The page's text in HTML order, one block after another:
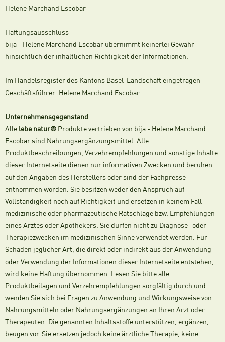
Helene Marchand Escobar
Haftungsausschluss
bija - Helene Marchand Escobar übernimmt keinerlei Gewähr
hinsichtlich der inhaltlichen Richtigkeit der Informationen.
Im Handelsregister des Kantons Basel-Landschaft eingetragen
Geschäftsführer: Helene Marchand Escobar
Unternehmensgegenstand
Alle lebe natur® Produkte vertrieben von bija - Helene Marchand
Escobar sind Nahrungsergänzungsmittel. Alle
Produktbeschreibungen, Verzehrempfehlungen und sonstige Inhalte
dieser Internetseite dienen nur informativen Zwecken und beruhen
auf den Angaben des Herstellers oder sind der Fachpresse
entnommen worden. Sie besitzen weder den Anspruch auf
Vollständigkeit noch auf Richtigkeit und ersetzen in keinem Fall
medizinische oder pharmazeutische Ratschläge bzw. Empfehlungen
eines Arztes oder Apothekers. Sie dürfen nicht zu Diagnose- oder
Therapiezwecken im medizinischen Sinne verwendet werden. Für
Schäden jeglicher Art, die direkt oder indirekt aus der Anwendung
oder Verwendung der Informationen dieser Internetseite entstehen,
wird keine Haftung übernommen. Lesen Sie bitte alle
Produktbeilagen und Verzehrempfehlungen sorgfältig durch und
wenden Sie sich bei Fragen zu Anwendung und Wirkungsweise von
Nahrungsmitteln oder Nahrungsergänzungen an Ihren Arzt oder
Therapeuten. Die genannten Inhaltsstoffe unterstützen, ergänzen,
beugen vor. Sie ersetzen jedoch keine ärztliche Therapie, keine